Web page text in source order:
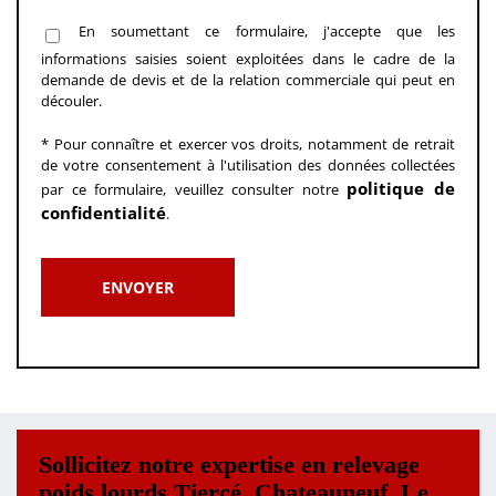
En soumettant ce formulaire, j'accepte que les
informations saisies soient exploitées dans le cadre de la
demande de devis et de la relation commerciale qui peut en
découler.
* Pour connaître et exercer vos droits, notamment de retrait
de votre consentement à l'utilisation des données collectées
par ce formulaire, veuillez consulter notre politique de
confidentialité.
Sollicitez notre expertise en relevage